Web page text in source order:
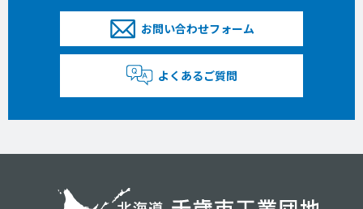
お問い合わせフォーム
よくあるご質問